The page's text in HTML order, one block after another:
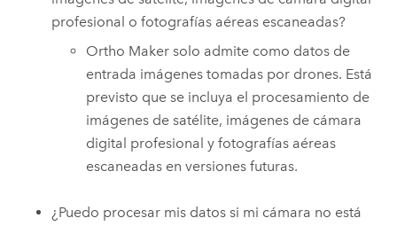
profesional o fotografías aéreas escaneadas?
Ortho Maker solo admite como datos de
entrada imágenes tomadas por drones. Está
previsto que se incluya el procesamiento de
imágenes de satélite, imágenes de cámara
digital profesional y fotografías aéreas
escaneadas en versiones futuras.
¿Puedo procesar mis datos si mi cámara no está